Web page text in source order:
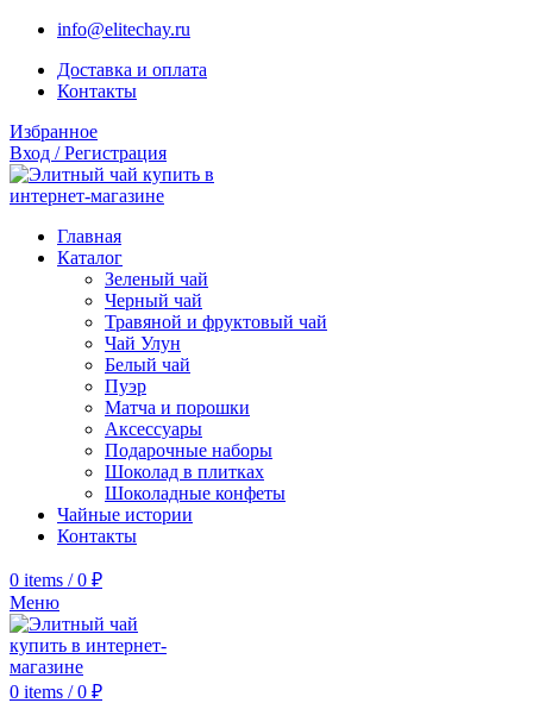
info@elitechay.ru
Доставка и оплата
Контакты
Избранное
Вход / Регистрация
Главная
Каталог
Зеленый чай
Черный чай
Травяной и фруктовый чай
Чай Улун
Белый чай
Пуэр
Матча и порошки
Аксессуары
Подарочные наборы
Шоколад в плитках
Шоколадные конфеты
Чайные истории
Контакты
0 items / 0 ₽
Меню
0 items / 0 ₽